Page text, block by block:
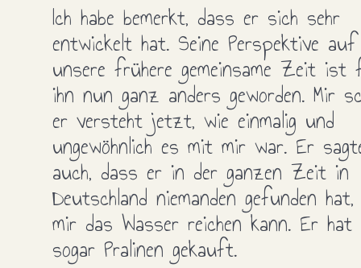
Ich habe bemerkt, dass er sich sehr
entwickelt hat. Seine Perspektive auf
unsere frühere gemeinsame Zeit ist
ihn nun ganz anders geworden. Mir
er versteht jetzt, wie einmalig und
ungewöhnlich es mit mir war. Er
auch, dass er in der ganzen Zeit in
Deutschland niemanden gefunden
mir das Wasser reichen kann. Er hat
sogar Pralinen gekauft.